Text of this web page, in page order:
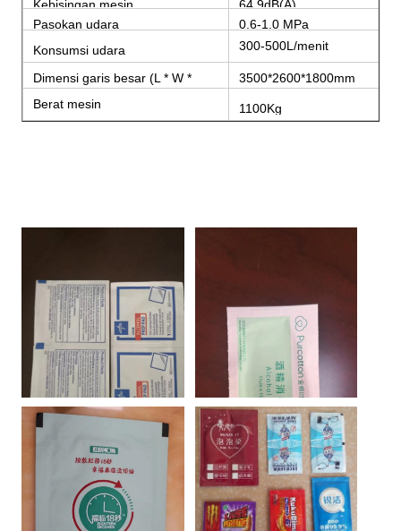
Kebisingan mesin
64.9dB(A)
Pasokan udara
0,6-1,0 MPa
Konsumsi udara
300-500L/menit
Dimensi garis besar (L * W *
H)
3500*2600*1800mm
Berat mesin
1100Kg